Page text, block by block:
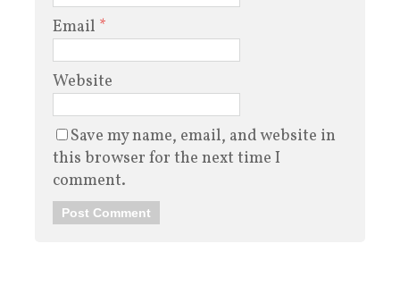
Email *
Website
Save my name, email, and website in
this browser for the next time I
comment.